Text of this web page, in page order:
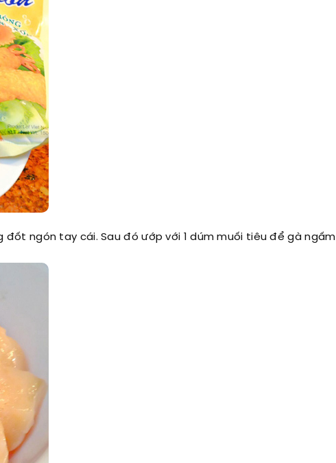
đốt ngón tay cái. Sau đó ướp với 1 dúm muối tiêu để gà ngấm